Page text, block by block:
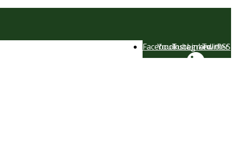
RSS
Twitter
LinkedIn
Instagram
YouTube
Facebook